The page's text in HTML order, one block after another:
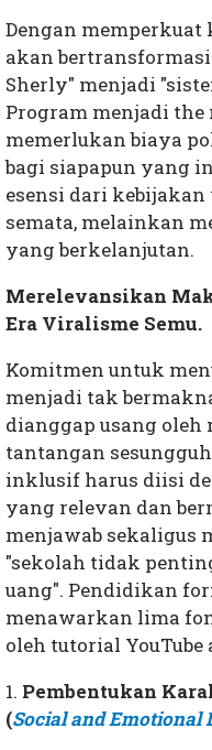
Dengan
akan
Sherly" menjadi
Program menjadi
memerlukan biaya
bagi siapapun yang
esensi dari
semata, melainkan
yang berkelanjutan.
Merelevansikan
Era Viralisme Semu.
Komitmen untuk
menjadi tak
dianggap usang
tantangan
inklusif harus diisi
yang relevan dan
menjawab sekaligus
"sekolah tidak
uang". Pendidikan
menawarkan lima
oleh tutorial
1. Pembentukan
(Social and Emotional